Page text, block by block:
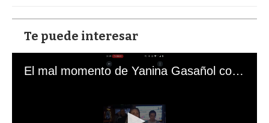
Te puede interesar
El mal momento de Yanina Gasañol con un hincha argentino en "Subrayado"